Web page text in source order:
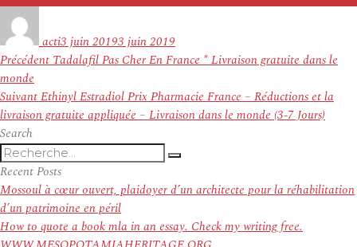
actile
3 juin 20193 juin 2019
Navigation
de
l’article
Précédent Article
Tadalafil Pas Cher En France * Livraison gratuite dans le
monde
SuivantArticle
suivant :
Ethinyl Estradiol Prix Pharmacie France – Réductions et la
livraison gratuite appliquée – Livraison dans le monde (3-7 Jours)
Search
Recherche
pour
:
Recherche
Recent Posts
Mossoul à cœur ouvert, plaidoyer d’un architecte pour la réhabilitation
d’un patrimoine en péril
How to quote a book mla in an essay. Check my writing free.